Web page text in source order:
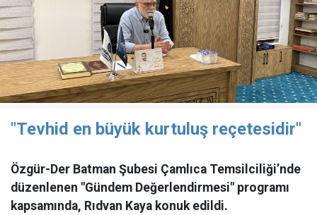
"Tevhid en büyük kurtuluş reçetesidir"
Özgür-Der Batman Şubesi Çamlıca Temsilciliği’nde
düzenlenen "Gündem Değerlendirmesi" programı
kapsamında, Rıdvan Kaya konuk edildi.